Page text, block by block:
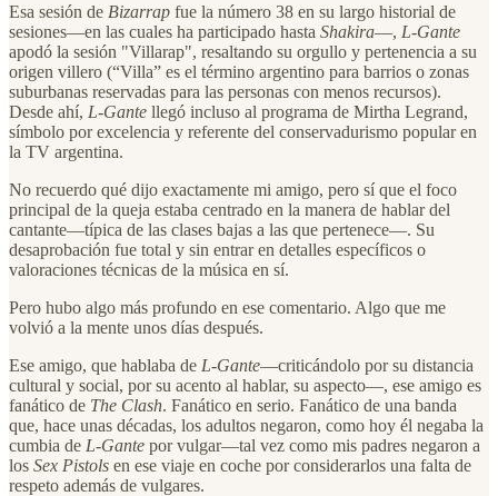
Esa sesión de Bizarrap fue la número 38 en su largo historial de
sesiones—en las cuales ha participado hasta Shakira—, L-Gante
apodó la sesión "Villarap", resaltando su orgullo y pertenencia a su
origen villero (“Villa” es el término argentino para barrios o zonas
suburbanas reservadas para las personas con menos recursos).
Desde ahí, L-Gante llegó incluso al programa de Mirtha Legrand,
símbolo por excelencia y referente del conservadurismo popular en
la TV argentina.
No recuerdo qué dijo exactamente mi amigo, pero sí que el foco
principal de la queja estaba centrado en la manera de hablar del
cantante—típica de las clases bajas a las que pertenece—. Su
desaprobación fue total y sin entrar en detalles específicos o
valoraciones técnicas de la música en sí.
Pero hubo algo más profundo en ese comentario. Algo que me
volvió a la mente unos días después.
Ese amigo, que hablaba de L-Gante—criticándolo por su distancia
cultural y social, por su acento al hablar, su aspecto—, ese amigo es
fanático de The Clash. Fanático en serio. Fanático de una banda
que, hace unas décadas, los adultos negaron, como hoy él negaba la
cumbia de L-Gante por vulgar—tal vez como mis padres negaron a
los Sex Pistols en ese viaje en coche por considerarlos una falta de
respeto además de vulgares.